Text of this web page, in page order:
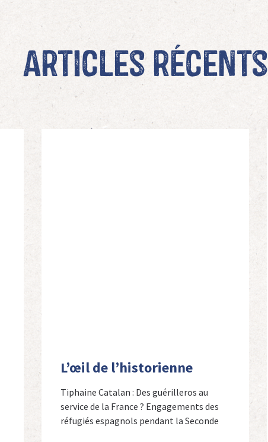
Articles récents
L’œil de l’historienne
Tiphaine Catalan : Des guérilleros au
service de la France ? Engagements des
réfugiés espagnols pendant la Seconde